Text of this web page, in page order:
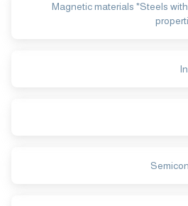
Magnetic materials *Steels